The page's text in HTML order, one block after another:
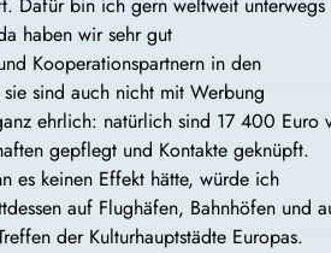
Dafür bin ich gern weltweit unterwegs
haben wir sehr gut
Kooperationspartnern in den
sind auch nicht mit Werbung
ehrlich: natürlich sind 17 400 Euro
gepflegt und Kontakte geknüpft.
es keinen Effekt hätte, würde ich
auf Flughäfen, Bahnhöfen und
der Kulturhauptstädte Europas.